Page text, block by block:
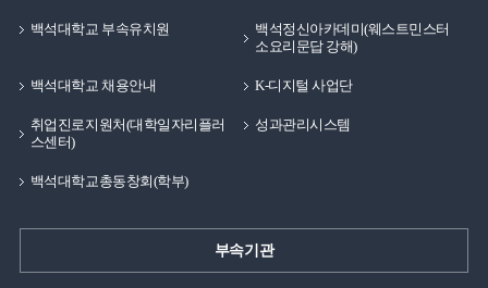
백석대학교 부속유치원
백석정신아카데미(웨스트민스터
소요리문답 강해)
백석대학교 채용안내 K-디지털 사업단
취업진로지원처(대학일자리플러
스센터)
성과관리시스템
백석대학교총동창회(학부)
부속기관